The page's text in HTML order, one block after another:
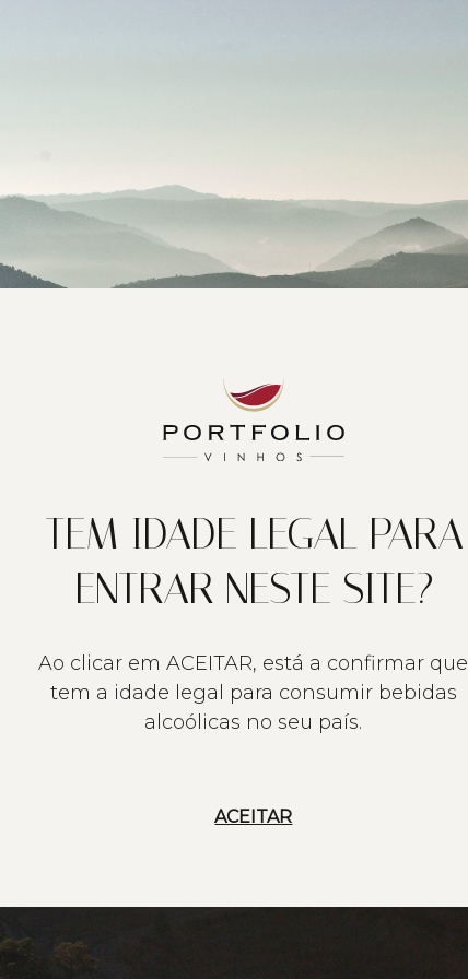
TEM IDADE LEGAL PARA
ENTRAR NESTE SITE?
Ao clicar em ACEITAR, está a confirmar que
tem a idade legal para consumir bebidas
alcoólicas no seu país.
ACEITAR